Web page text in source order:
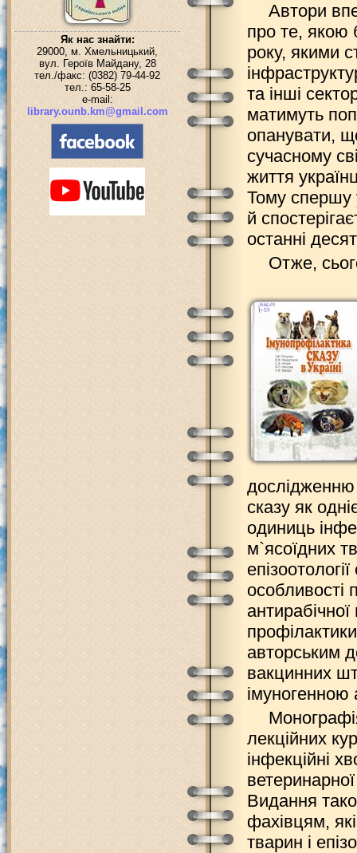
Як нас знайти:
29000, м. Хмельницький,
вул. Героїв Майдану, 28
тел./факс: (0382) 79-44-92
тел.: 65-58-25
e-mail:
library.ounb.km@gmail.com
Автори
про те, якою
року, якими
та інші
матимуть
опанувати,
сучасному
життя
Тому спершу
й
останні
Отже,
дослідженню
сказу як
одиниць
м`ясоїдних
особливості
авторським
вакцинних
імуногенною
лекційних
інфекційні
Видання
фахівцям,
тварин і